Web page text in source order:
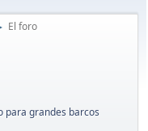
El foro
para grandes barcos